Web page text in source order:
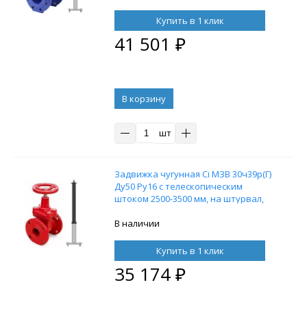
Купить в 1 клик
41 501 ₽
В корзину
шт
Задвижка чугунная Ci МЗВ 30ч39р(Г)
Ду50 Ру16 с телескопическим
штоком 2500-3500 мм, на штурвал,
ключа
В наличии
Купить в 1 клик
35 174₽